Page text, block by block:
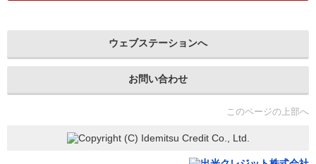
ウェブステーションへ
お問い合わせ
このページの上部へ